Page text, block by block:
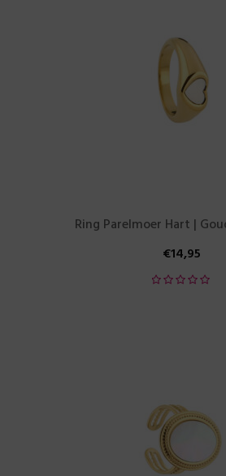
Ring Parelmoer Hart |
€14,95